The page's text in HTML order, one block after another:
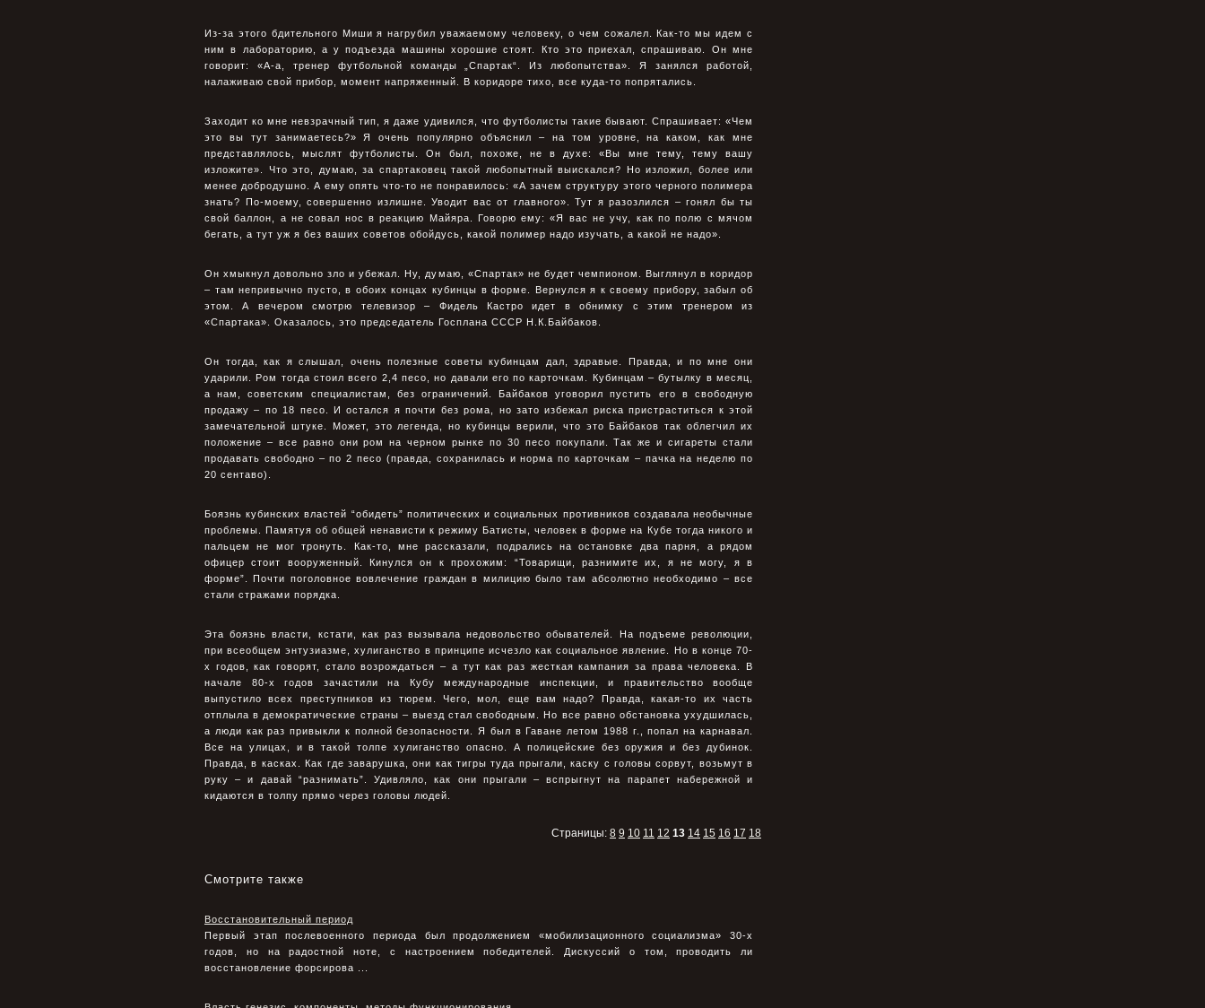
Из-за этого бдительного Миши я нагрубил уважаемому человеку, о чем сожалел. Как-то мы идем с
ним в лабораторию, а у подъезда машины хорошие стоят. Кто это приехал, спрашиваю. Он мне
говорит: «А-а, тренер футбольной команды „Спартак“. Из любопытства». Я занялся работой,
налаживаю свой прибор, момент напряженный. В коридоре тихо, все куда-то попрятались.
Заходит ко мне невзрачный тип, я даже удивился, что футболисты такие бывают. Спрашивает: «Чем
это вы тут занимаетесь?» Я очень популярно объяснил – на том уровне, на каком, как мне
представлялось, мыслят футболисты. Он был, похоже, не в духе: «Вы мне тему, тему вашу
изложите». Что это, думаю, за спартаковец такой любопытный выискался? Но изложил, более или
менее добродушно. А ему опять что-то не понравилось: «А зачем структуру этого черного полимера
знать? По-моему, совершенно излишне. Уводит вас от главного». Тут я разозлился – гонял бы ты
свой баллон, а не совал нос в реакцию Майяра. Говорю ему: «Я вас не учу, как по полю с мячом
бегать, а тут уж я без ваших советов обойдусь, какой полимер надо изучать, а какой не надо».
Он хмыкнул довольно зло и убежал. Ну, думаю, «Спартак» не будет чемпионом. Выглянул в коридор
– там непривычно пусто, в обоих концах кубинцы в форме. Вернулся я к своему прибору, забыл об
этом. А вечером смотрю телевизор – Фидель Кастро идет в обнимку с этим тренером из
«Спартака». Оказалось, это председатель Госплана СССР Н.К.Байбаков.
Он тогда, как я слышал, очень полезные советы кубинцам дал, здравые. Правда, и по мне они
ударили. Ром тогда стоил всего 2,4 песо, но давали его по карточкам. Кубинцам – бутылку в месяц,
а нам, советским специалистам, без ограничений. Байбаков уговорил пустить его в свободную
продажу – по 18 песо. И остался я почти без рома, но зато избежал риска пристраститься к этой
замечательной штуке. Может, это легенда, но кубинцы верили, что это Байбаков так облегчил их
положение – все равно они ром на черном рынке по 30 песо покупали. Так же и сигареты стали
продавать свободно – по 2 песо (правда, сохранилась и норма по карточкам – пачка на неделю по
20 сентаво).
Боязнь кубинских властей “обидеть” политических и социальных противников создавала необычные
проблемы. Памятуя об общей ненависти к режиму Батисты, человек в форме на Кубе тогда никого и
пальцем не мог тронуть. Как-то, мне рассказали, подрались на остановке два парня, а рядом
офицер стоит вооруженный. Кинулся он к прохожим: “Товарищи, разнимите их, я не могу, я в
форме”. Почти поголовное вовлечение граждан в милицию было там абсолютно необходимо – все
стали стражами порядка.
Эта боязнь власти, кстати, как раз вызывала недовольство обывателей. На подъеме революции,
при всеобщем энтузиазме, хулиганство в принципе исчезло как социальное явление. Но в конце 70-
х годов, как говорят, стало возрождаться – а тут как раз жесткая кампания за права человека. В
начале 80-х годов зачастили на Кубу международные инспекции, и правительство вообще
выпустило всех преступников из тюрем. Чего, мол, еще вам надо? Правда, какая-то их часть
отплыла в демократические страны – выезд стал свободным. Но все равно обстановка ухудшилась,
а люди как раз привыкли к полной безопасности. Я был в Гаване летом 1988 г., попал на карнавал.
Все на улицах, и в такой толпе хулиганство опасно. А полицейские без оружия и без дубинок.
Правда, в касках. Как где заварушка, они как тигры туда прыгали, каску с головы сорвут, возьмут в
руку – и давай “разнимать”. Удивляло, как они прыгали – вспрыгнут на парапет набережной и
кидаются в толпу прямо через головы людей.
Страницы: 8 9 10 11 12 13 14 15 16 17 18
Смотрите также
Восстановительный период
Первый этап послевоенного периода был продолжением «мобилизационного социализма» 30-х
годов, но на радостной ноте, с настроением победителей. Дискуссий о том, проводить ли
восстановление форсирова ...